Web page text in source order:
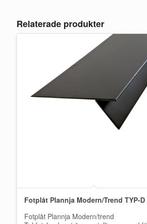
Relaterade produkter
Fotplåt Plannja Modern/Trend TYP-D
Fotplåt Plannja Modern/trend